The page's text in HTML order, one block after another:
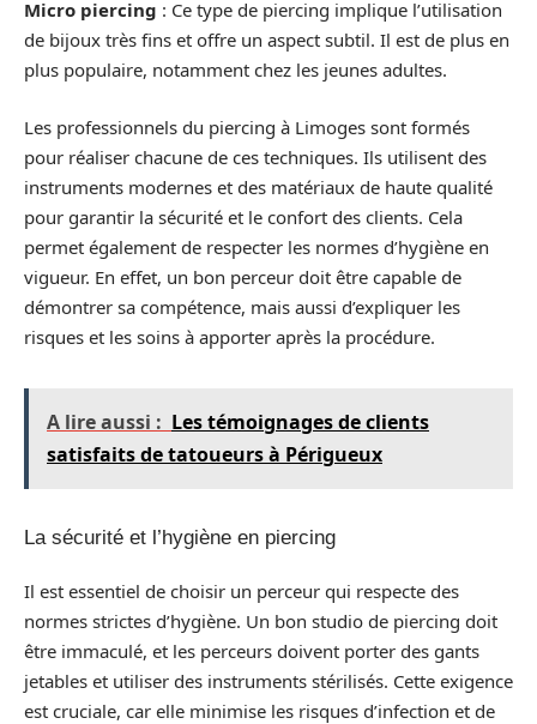
Micro piercing : Ce type de piercing implique l’utilisation
de bijoux très fins et offre un aspect subtil. Il est de plus en
plus populaire, notamment chez les jeunes adultes.
Les professionnels du piercing à Limoges sont formés
pour réaliser chacune de ces techniques. Ils utilisent des
instruments modernes et des matériaux de haute qualité
pour garantir la sécurité et le confort des clients. Cela
permet également de respecter les normes d’hygiène en
vigueur. En effet, un bon perceur doit être capable de
démontrer sa compétence, mais aussi d’expliquer les
risques et les soins à apporter après la procédure.
A lire aussi : Les témoignages de clients
satisfaits de tatoueurs à Périgueux
La sécurité et l’hygiène en piercing
Il est essentiel de choisir un perceur qui respecte des
normes strictes d’hygiène. Un bon studio de piercing doit
être immaculé, et les perceurs doivent porter des gants
jetables et utiliser des instruments stérilisés. Cette exigence
est cruciale, car elle minimise les risques d’infection et de